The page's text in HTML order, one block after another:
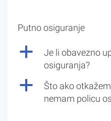
Putno osiguranje
a
Je li obavezno
osiguranja?
a
Što ako
nemam policu